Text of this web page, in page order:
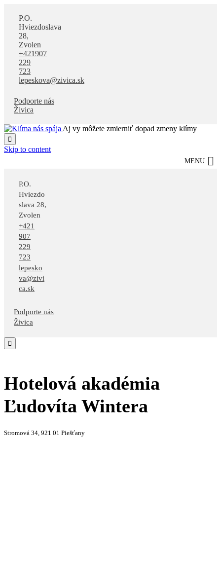
P.O.
Hviezdoslava
28,
Zvolen
+421907
229
723
lepeskova@zivica.sk
Podporte nás
Živica
Aj vy môžete zmierniť dopad zmeny klímy

Skip to content
MENU
P.O.
Hviezdo
slava 28,
Zvolen
+421
907
229
723
lepesko
va@zivi
ca.sk
Podporte nás
Živica

Hotelová akadémia
Ľudovíta Wintera
Stromová 34, 921 01 Piešťany